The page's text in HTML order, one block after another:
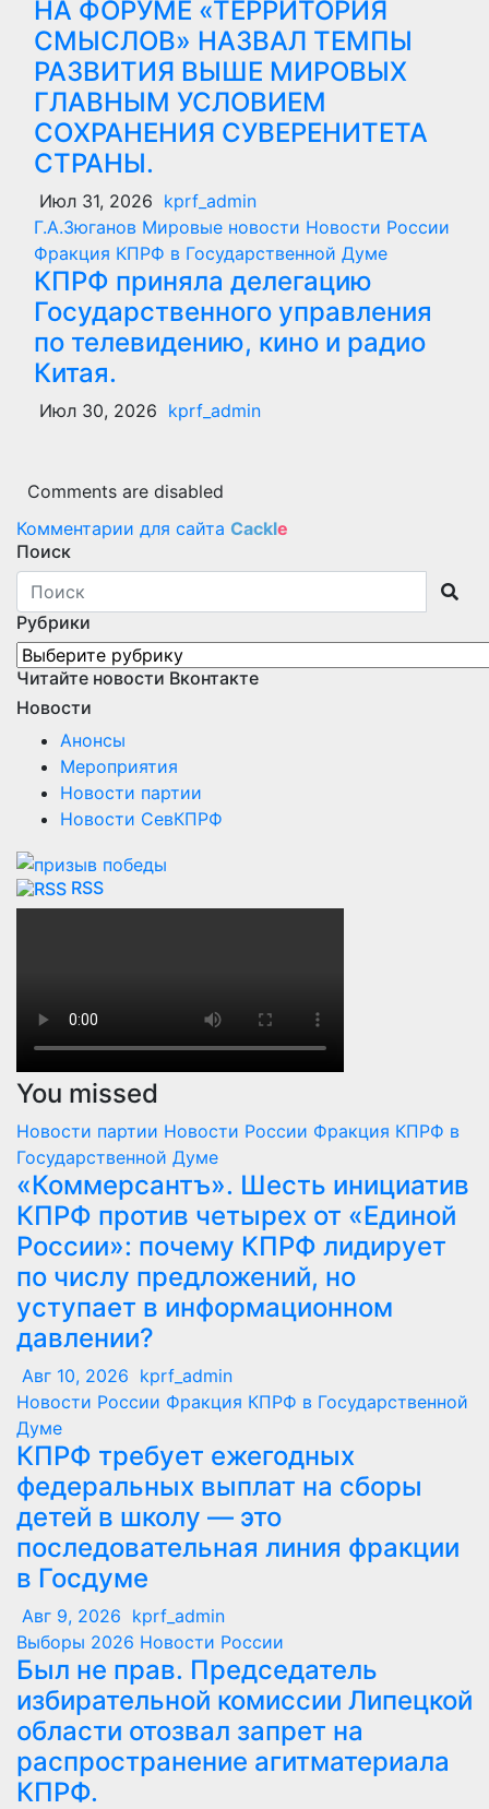
НА ФОРУМЕ «ТЕРРИТОРИЯ
СМЫСЛОВ» НАЗВАЛ ТЕМПЫ
РАЗВИТИЯ ВЫШЕ МИРОВЫХ
ГЛАВНЫМ УСЛОВИЕМ
СОХРАНЕНИЯ СУВЕРЕНИТЕТА
СТРАНЫ.
Июл 31, 2026 kprf_admin
Г.А.Зюганов Мировые новости Новости России
Фракция КПРФ в Государственной Думе
КПРФ приняла делегацию
Государственного управления
по телевидению, кино и радио
Китая.
Июл 30, 2026 kprf_admin
Comments are disabled
Комментарии для сайта Cackle
Поиск
Рубрики
Рубрики
Читайте новости Вконтакте
Новости
Анонсы
Мероприятия
Новости партии
Новости СевКПРФ
RSS
You missed
Новости партии Новости России Фракция КПРФ в
Государственной Думе
«Коммерсантъ». Шесть инициатив
КПРФ против четырех от «Единой
России»: почему КПРФ лидирует
по числу предложений, но
уступает в информационном
давлении?
Авг 10, 2026 kprf_admin
Новости России Фракция КПРФ в Государственной
Думе
КПРФ требует ежегодных
федеральных выплат на сборы
детей в школу — это
последовательная линия фракции
в Госдуме
Авг 9, 2026 kprf_admin
Выборы 2026 Новости России
Был не прав. Председатель
избирательной комиссии Липецкой
области отозвал запрет на
распространение агитматериала
КПРФ.